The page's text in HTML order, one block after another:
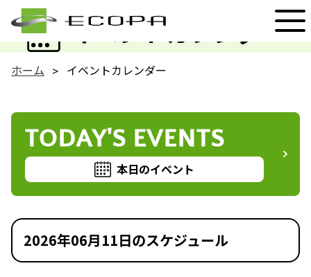
イベントカレンダー
EVENT
ホーム イベントカレンダー
TODAY'S EVENTS
本日のイベント
2026年06月11日のスケジュール